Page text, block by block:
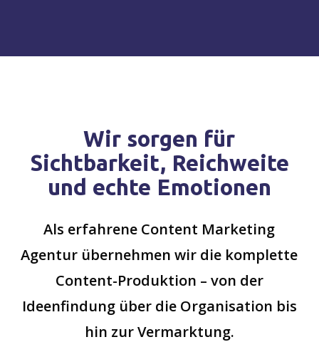
Wir sorgen für
Sichtbarkeit, Reichweite
und echte Emotionen
Als erfahrene Content Marketing
Agentur übernehmen wir die komplette
Content-Produktion – von der
Ideenfindung über die Organisation bis
hin zurVermarktung.